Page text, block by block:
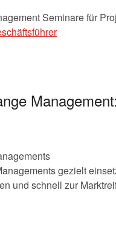
Seminare für
gezielt
und schnell zur